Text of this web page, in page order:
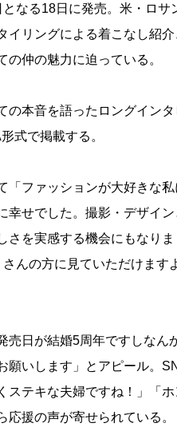
なる18日に発売。米・ロサ
イリングによる着こなし紹
仲の魅力に迫っている。
本音を語ったロングイン
式で掲載する。
ファッションが大好きな
幸せでした。撮影・デザイ
さを実感する機会にもなり
んの方に見ていただけます
日が結婚5周年ですしなん
願いします」とアピール。
ステキな夫婦ですね！」「
応援の声が寄せられている。